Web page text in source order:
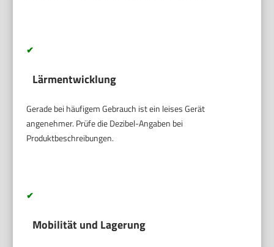
✔
Lärmentwicklung
Gerade bei häufigem Gebrauch ist ein leises Gerät
angenehmer. Prüfe die Dezibel-Angaben bei
Produktbeschreibungen.
✔
Mobilität und Lagerung